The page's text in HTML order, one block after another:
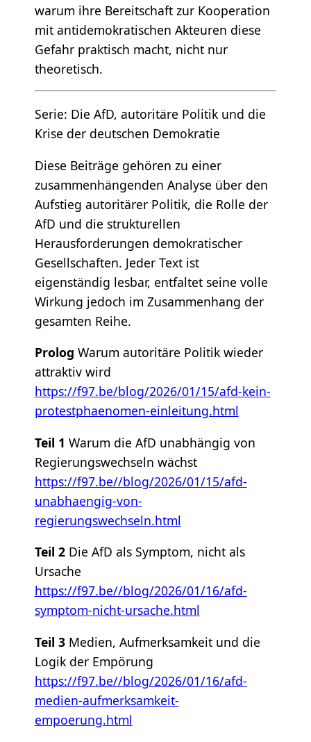
warum ihre Bereitschaft zur Kooperation
mit antidemokratischen Akteuren diese
Gefahr praktisch macht, nicht nur
theoretisch.
Serie: Die AfD, autoritäre Politik und die
Krise der deutschen Demokratie
Diese Beiträge gehören zu einer
zusammenhängenden Analyse über den
Aufstieg autoritärer Politik, die Rolle der
AfD und die strukturellen
Herausforderungen demokratischer
Gesellschaften. Jeder Text ist
eigenständig lesbar, entfaltet seine volle
Wirkung jedoch im Zusammenhang der
gesamten Reihe.
Prolog Warum autoritäre Politik wieder
attraktiv wird
https://f97.be/blog/2026/01/15/afd-kein-
protestphaenomen-einleitung.html
Teil 1 Warum die AfD unabhängig von
Regierungswechseln wächst
https://f97.be//blog/2026/01/15/afd-
unabhaengig-von-
regierungswechseln.html
Teil 2Die AfD als Symptom, nicht als
Ursache
https://f97.be//blog/2026/01/16/afd-
symptom-nicht-ursache.html
Teil 3Medien, Aufmerksamkeit und die
Logik der Empörung
https://f97.be//blog/2026/01/16/afd-
medien-aufmerksamkeit-
empoerung.html